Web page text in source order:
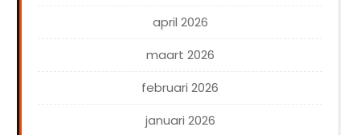
april 2026
maart 2026
februari 2026
januari 2026